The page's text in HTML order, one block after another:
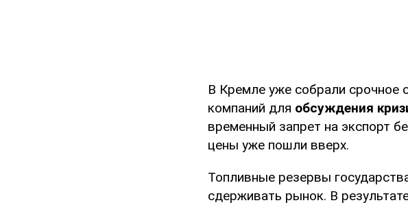
В Кремле уже собрали срочное
компаний для обсуждения
временный запрет на экспорт
цены уже пошли вверх.
Топливные резервы
сдерживать рынок. В